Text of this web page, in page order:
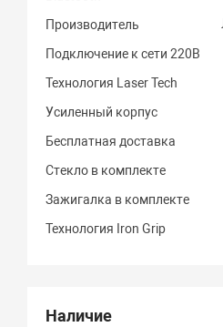
Производитель
Подключение к сети 220В
Технология Laser Tech
Усиленный корпус
Бесплатная доставка
Стекло в комплекте
Зажигалка в комплекте
Технология Iron Grip
Наличие